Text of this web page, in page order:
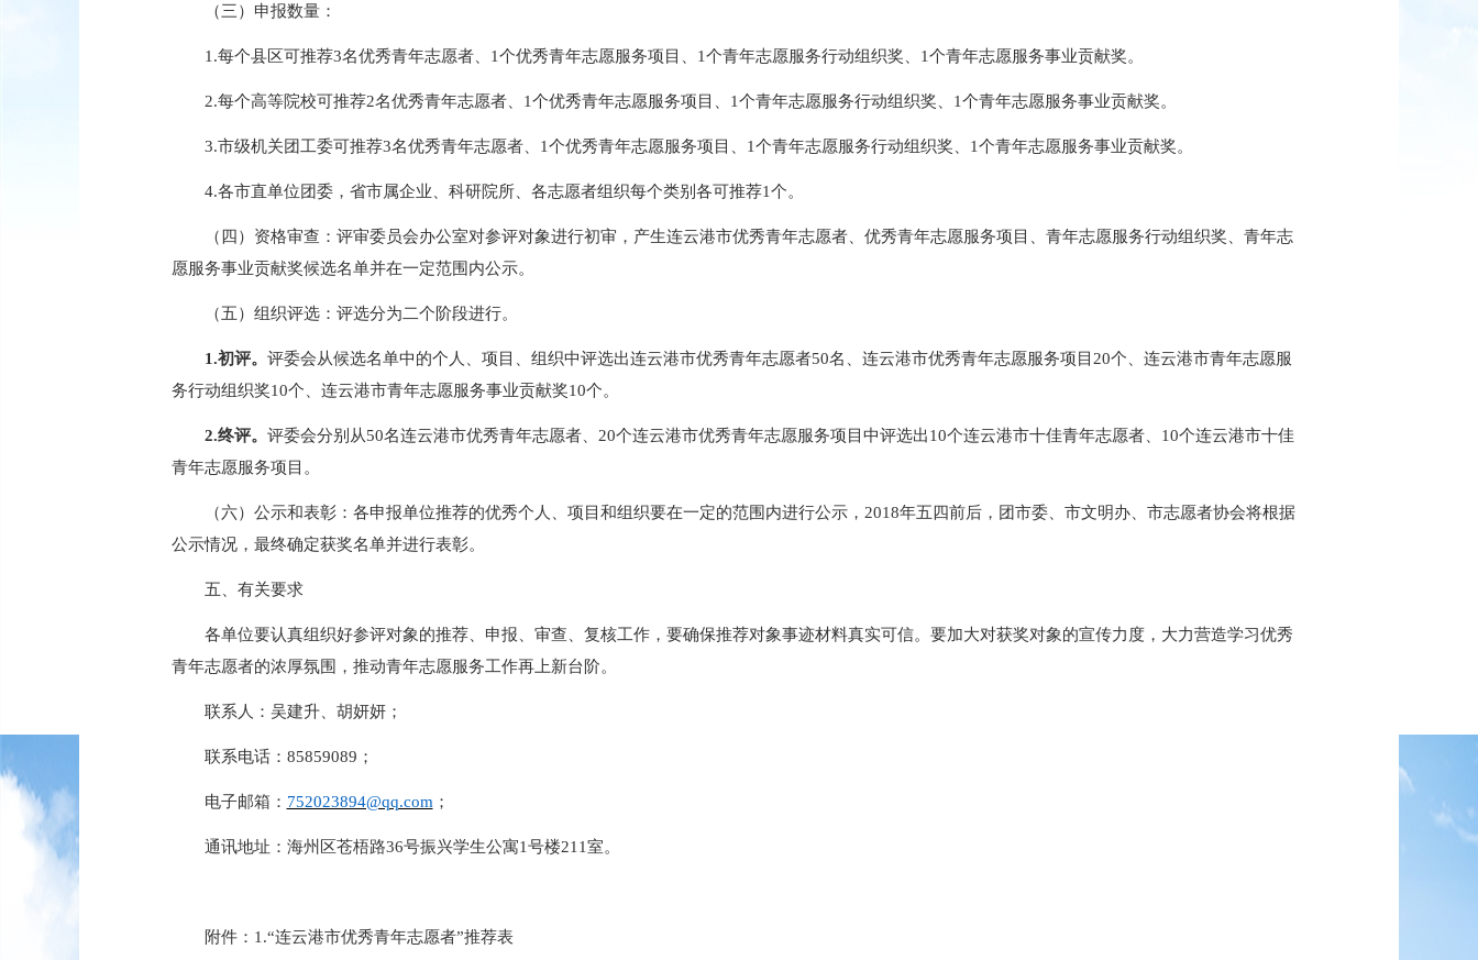
（三）申报数量：
1.每个县区可推荐3名优秀青年志愿者、1个优秀青年志愿服务项目、1个青年志愿服务行动组织奖、1个青年志愿服务事业贡献奖。
2.每个高等院校可推荐2名优秀青年志愿者、1个优秀青年志愿服务项目、1个青年志愿服务行动组织奖、1个青年志愿服务事业贡献奖。
3.市级机关团工委可推荐3名优秀青年志愿者、1个优秀青年志愿服务项目、1个青年志愿服务行动组织奖、1个青年志愿服务事业贡献奖。
4.各市直单位团委，省市属企业、科研院所、各志愿者组织每个类别各可推荐1个。
（四）资格审查：评审委员会办公室对参评对象进行初审，产生连云港市优秀青年志愿者、优秀青年志愿服务项目、青年志愿服务行动组织奖、青年志
愿服务事业贡献奖候选名单并在一定范围内公示。
（五）组织评选：评选分为二个阶段进行。
1.初评。 评委会从候选名单中的个人、项目、组织中评选出连云港市优秀青年志愿者50名、连云港市优秀青年志愿服务项目20个、连云港市青年志愿服
务行动组织奖10个、连云港市青年志愿服务事业贡献奖10个。
2.终评。 评委会分别从50名连云港市优秀青年志愿者、20个连云港市优秀青年志愿服务项目中评选出10个连云港市十佳青年志愿者、10个连云港市十佳
青年志愿服务项目。
（六）公示和表彰：各申报单位推荐的优秀个人、项目和组织要在一定的范围内进行公示， 2018年五四前后，团市委、市文明办、市志愿者协会将根据
公示情况，最终确定获奖名单并进行表彰。
五、有关要求
各单位要认真组织好参评对象的推荐、申报、审查、复核工作，要确保推荐对象事迹材料真实可信。要加大对获奖对象的宣传力度，大力营造学习优秀
青年志愿者的浓厚氛围，推动青年志愿服务工作再上新台阶。
联系人：吴建升、胡妍妍；
联系电话： 85859089；
电子邮箱： 752023894@qq.com ；
通讯地址：海州区苍梧路36号振兴学生公寓1号楼211室。
附件： 1.“连云港市优秀青年志愿者”推荐表